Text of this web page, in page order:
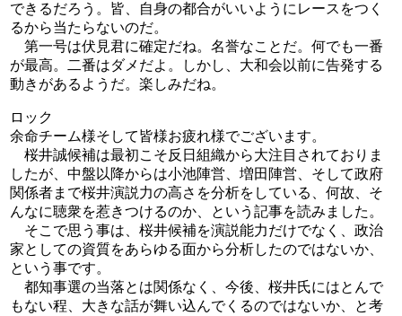
できるだろう。皆、自身の都合がいいようにレースをつく
るから当たらないのだ。
第一号は伏見君に確定だね。名誉なことだ。何でも一番
が最高。二番はダメだよ。しかし、大和会以前に告発する
動きがあるようだ。楽しみだね。
ロック
余命チーム様そして皆様お疲れ様でございます。
桜井誠候補は最初こそ反日組織から大注目されておりま
したが、中盤以降からは小池陣営、増田陣営、そして政府
関係者まで桜井演説力の高さを分析をしている、何故、そ
んなに聴衆を惹きつけるのか、という記事を読みました。
そこで思う事は、桜井候補を演説能力だけでなく、政治
家としての資質をあらゆる面から分析したのではないか、
という事です。
都知事選の当落とは関係なく、今後、桜井氏にはとんで
もない程、大きな話が舞い込んでくるのではないか、と考